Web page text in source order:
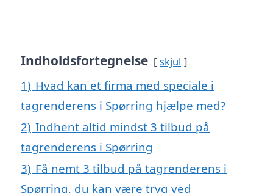
Indholdsfortegnelse skjul
1) Hvad kan et firma med speciale i
tagrenderens i Spørring hjælpe med?
2) Indhent altid mindst 3 tilbud på
tagrenderens i Spørring
3) Få nemt 3 tilbud på tagrenderens i
Spørring, du kan være tryg ved